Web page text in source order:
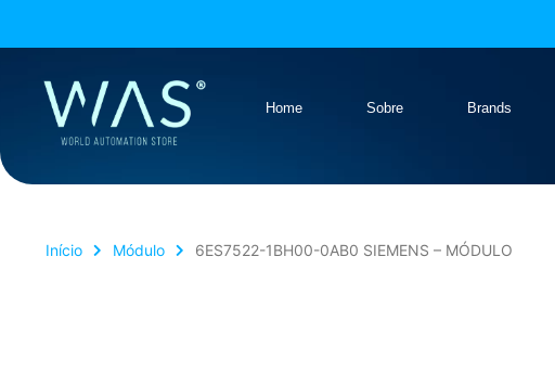
Home Sobre Brands
Início Módulo 6ES7522-1BH00-0AB0 SIEMENS – MÓDULO